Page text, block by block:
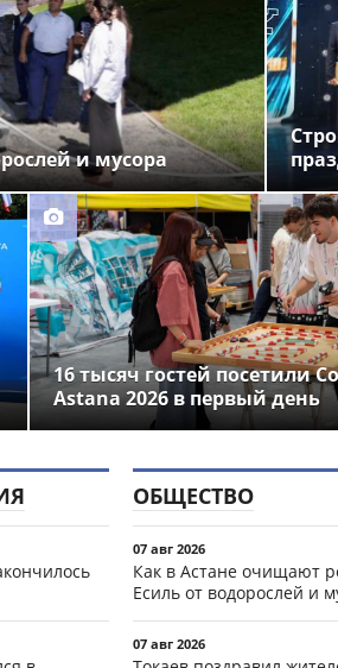
и мусора
16 тысяч гостей посетили
Astana 2026 в первый день
ОБЩЕСТВО
07 авг 2026
Как в Астане очищают
Есиль от водорослей и
07 авг 2026